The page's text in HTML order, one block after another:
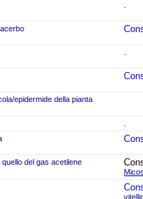
epidermide della pianta
del gas acetilene